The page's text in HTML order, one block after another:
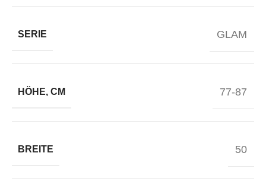
SERIE GLAM
HÖHE, CM 77-87
BREITE 50